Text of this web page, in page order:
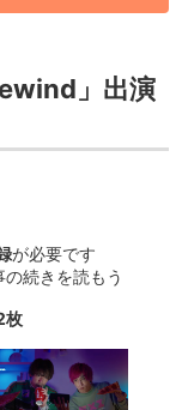
」出演
が必要です
続きを読もう
枚